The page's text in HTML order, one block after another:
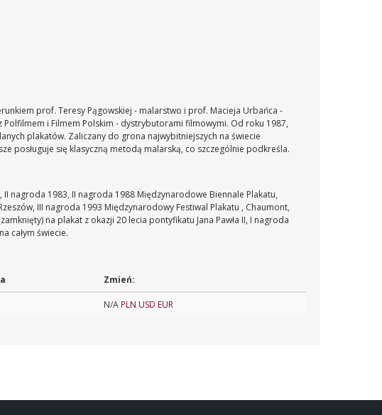
prof. Teresy Pągowskiej - malarstwo i prof. Macieja Urbańca -
i Filmem Polskim - dystrybutorami filmowymi. Od roku 1987,
plakatów. Zaliczany do grona najwybitniejszych na świecie
posługuje się klasyczną metodą malarską, co szczególnie podkreśla.
II nagroda 1983, II nagroda 1988 Międzynarodowe Biennale Plakatu,
III nagroda 1993 Międzynarodowy Festiwal Plakatu , Chaumont,
na plakat z okazji 20 lecia pontyfikatu Jana Pawła II, I nagroda
całym świecie.
Zmień:
N/APLN USD EUR